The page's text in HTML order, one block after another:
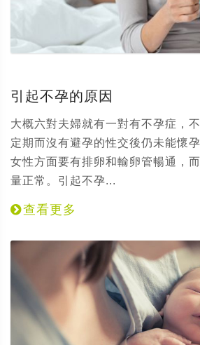
引起不孕的原因
大概六對夫婦就有一對有不孕症，
定期而沒有避孕的性交後仍未能懷
女性方面要有排卵和輸卵管暢通，
量正常。引起不孕...
查看更多